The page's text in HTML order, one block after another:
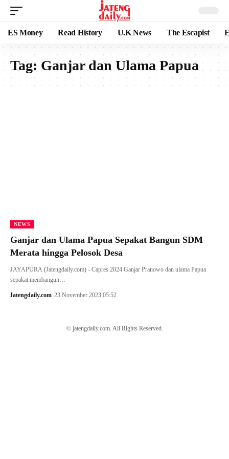
ES Money Read History U.K News The Escapist
Tag: Ganjar dan Ulama Papua
NEWS
Ganjar dan Ulama Papua Sepakat Bangun SDM
Merata hingga Pelosok Desa
JAYAPURA (Jatengdaily.com) - Capres 2024 Ganjar Pranowo dan ulama Papua
sepakat membangun…
Jatengdaily.com 23 November 2023 05:52
© jatengdaily.com. All Rights Reserved.